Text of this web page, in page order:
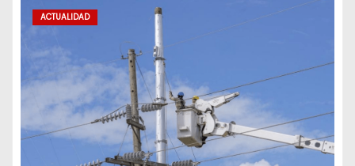
ACTUALIDAD